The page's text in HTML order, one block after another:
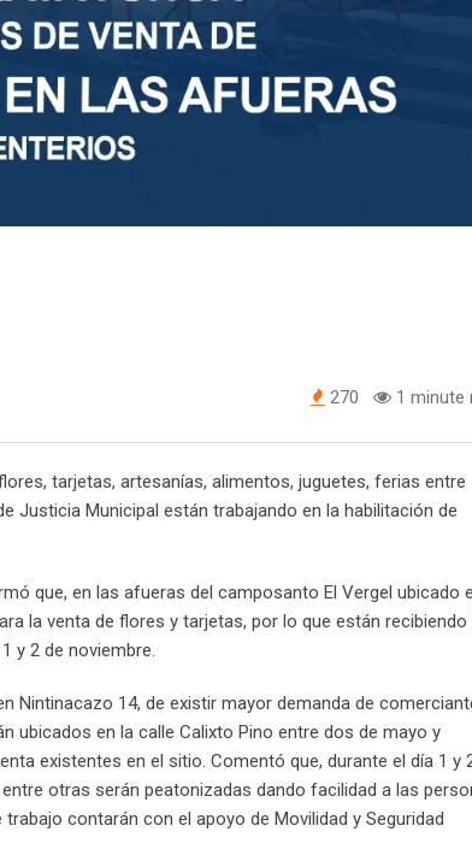
270 1 minute
tarjetas, artesanías, alimentos, juguetes, ferias entre
Justicia Municipal están trabajando en la habilitación de
que, en las afueras del camposanto El Vergel ubicado
la venta de flores y tarjetas, por lo que están recibiendo
y 2 de noviembre.
Nintinacazo 14, de existir mayor demanda de
ubicados en la calle Calixto Pino entre dos de mayo y
existentes en el sitio. Comentó que, durante el día 1 y
otras serán peatonizadas dando facilidad a las
contarán con el apoyo de Movilidad y Seguridad